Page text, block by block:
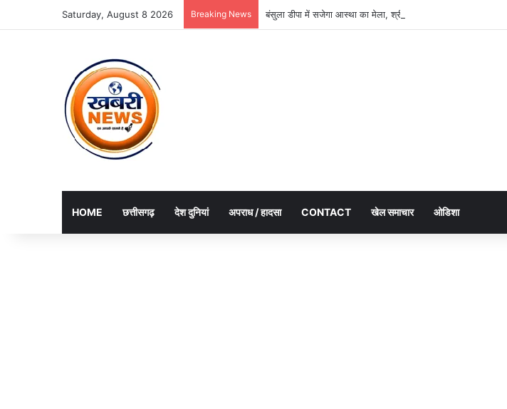
Saturday, August 8 2026 Breaking News बंसुला डीपा में सजेगा आस्था का मेला, श्री जगन्नाथ झूलन रथयात्रा कल से
HOME छत्तीसगढ़ देश दुनियां अपराध / हादसा CONTACT खेल समाचार ओडिशा